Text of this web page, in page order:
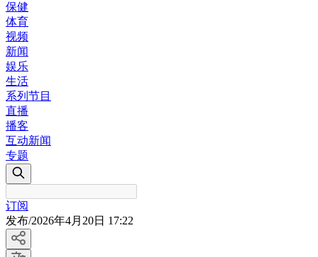
保健
体育
视频
新闻
娱乐
生活
系列节目
直播
播客
互动新闻
专题
订阅
发布/2026年4月20日 17:22